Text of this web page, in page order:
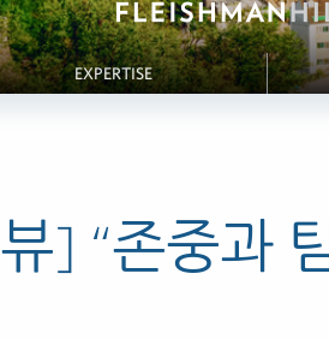
EXPERTISE
] “존중과